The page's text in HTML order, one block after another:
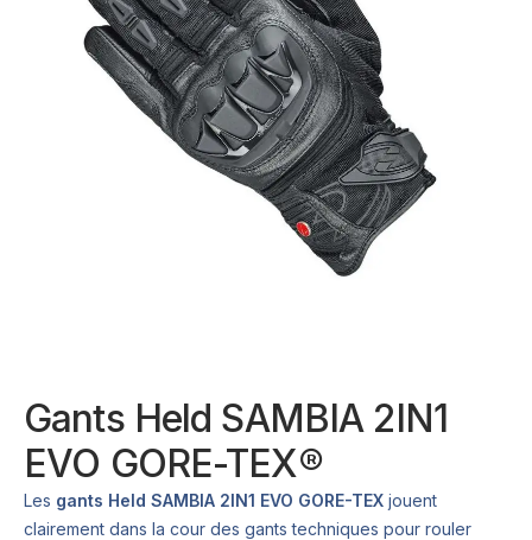
Gants Held SAMBIA 2IN1
EVO GORE-TEX®
Les gants Held SAMBIA 2IN1 EVO GORE-TEX jouent
clairement dans la cour des gants techniques pour rouler